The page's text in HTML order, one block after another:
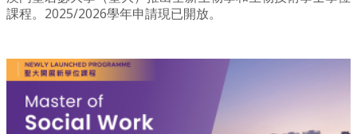
課程。2025/2026學年申請現已開放。